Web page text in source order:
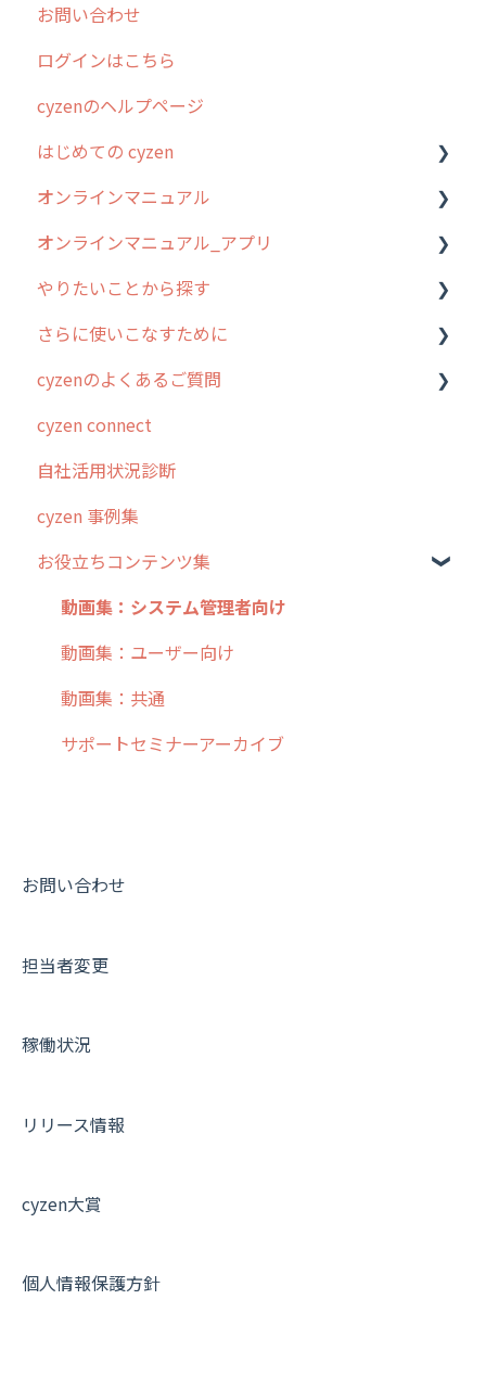
2025年のリリース情報
2024年のリリース情報
2023年のリリース情報
過去のリリース
2019年までのリリース情報
お客様の声を実現しました
お問い合わせ
ログインはこちら
cyzenのヘルプページ
はじめての cyzen
0. はじめてのcyzenの使い方
1. cyzenについて知ろう
2. 主要機能の概要
3. cyzenの位置情報取得について
4. cyzen利用前の準備：システム管理者編
5. 基本的な使い方：システム管理者編
6. 基本的な使い方：ユーザー編
7. 初心者向けよくある質問集
8. 用語集
9. もっと便利に利用するための設定
10.ユーザー向けおすすめの使い方
【業界業種別】cyzen設定方法
オンラインマニュアル
管理サイトの使い始め
ユーザー・グループ管理
行動管理
予定管理
スポット
ステータス・主観
報告書・行動種別
勤怠管理
活動通知
パフォーマンス
帳票出力
メッセージ・ファイル添付
オンラインマニュアル_アプリ
アプリの使い始め
ホーム画面
スポット
報告閲覧
予定
日報
履歴
メンバー
メッセージ
パフォーマンス
外部リンク
やりたいことから探す
行動管理
勤怠管理
予定管理
スポット
ステータス・主観
報告書・行動種別
ユーザー・グループ管理
メッセージ機能
活動通知
内線電話
さらに使いこなすために
はじめに
スポット・ステータス関連オプション
交通費自動計算
安全走行支援
写真管理・高画質化
ダッシュボード（BI）・パフォーマンス
連携オプション
その他オプション
IP接続制限・端末認証設定
cyzenのよくあるご質問
ログインについて
グループ・ユーザーについて
GPS・位置情報 について
ルート自動記録 について
出退勤・ステータス・主観について
スポットについて
報告書について
日報について
オプション関連について
証明書認証について
cyzen connect
自社活用状況診断
cyzen 事例集
お役立ちコンテンツ集
動画集：システム管理者向け
動画集：ユーザー向け
動画集：共通
サポートセミナーアーカイブ
お問い合わせ
担当者変更
稼働状況
リリース情報
cyzen大賞
個人情報保護方針